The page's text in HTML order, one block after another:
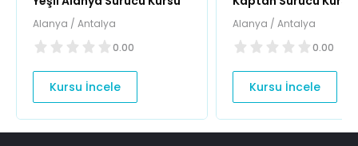
Alanya / Antalya
0.00
Kursu İncele
(Konaklı Şubesi)
Alanya / Antalya
0.00
Kursu İncele